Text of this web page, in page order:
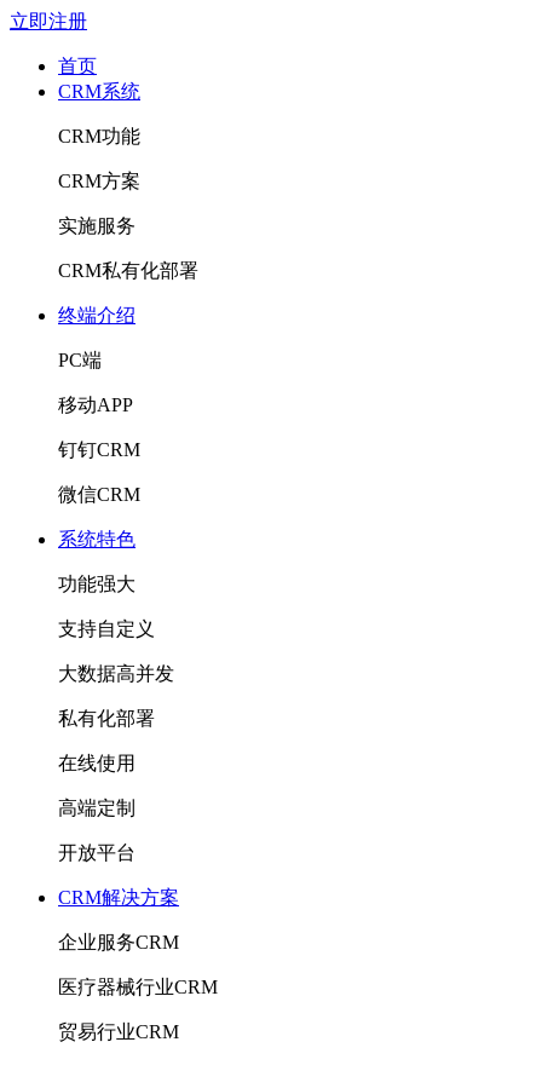
立即注册
首页
CRM系统
CRM功能
CRM方案
实施服务
CRM私有化部署
终端介绍
PC端
移动APP
钉钉CRM
微信CRM
系统特色
功能强大
支持自定义
大数据高并发
私有化部署
在线使用
高端定制
开放平台
CRM解决方案
企业服务CRM
医疗器械行业CRM
贸易行业CRM